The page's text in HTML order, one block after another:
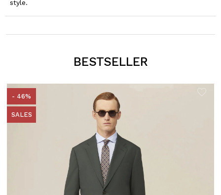
style.
BESTSELLER
- 46%
SALES